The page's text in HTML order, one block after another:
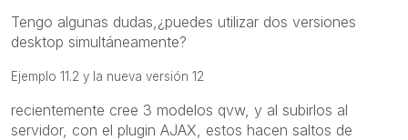
Tengo algunas dudas,¿puedes utilizar dos versiones
desktop simultáneamente?
Ejemplo 11.2 y la nueva versión 12
recientemente cree 3 modelos qvw, y al subirlos al
servidor, con el plugin AJAX, estos hacen saltos de